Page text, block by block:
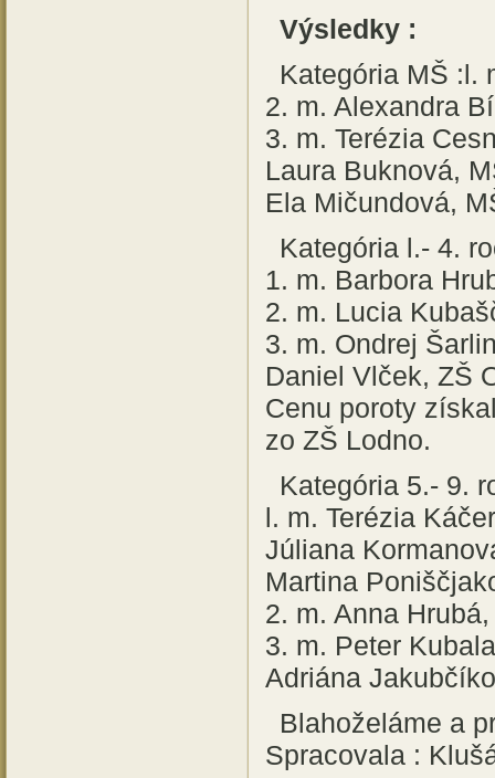
Výsledky :
Kategória MŠ :l.
2. m. Alexandra
3. m. Terézia
Laura Buknová,
Ela Mičundová,
Kategória l.- 4.
1. m. Barbora
2. m. Lucia
3. m. Ondrej
Daniel Vlček, ZŠ
Cenu poroty
zo ZŠ Lodno.
Kategória 5.- 9.
l. m. Terézia
Júliana
Martina
2. m. Anna
3. m. Peter
Adriána
Blahoželáme a
Spracovala :